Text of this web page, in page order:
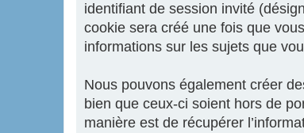
identifiant de session invité
cookie sera créé une fois que
informations sur les sujets que
Nous pouvons également créer
bien que ceux-ci soient hors de
manière est de récupérer